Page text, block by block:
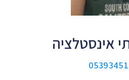
אינסטלציה